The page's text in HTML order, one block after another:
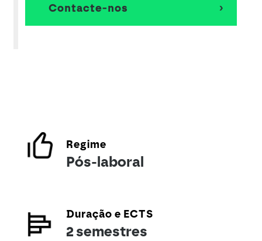
Contacte-nos
Regime
Pós-laboral
Duração e ECTS
2 semestres